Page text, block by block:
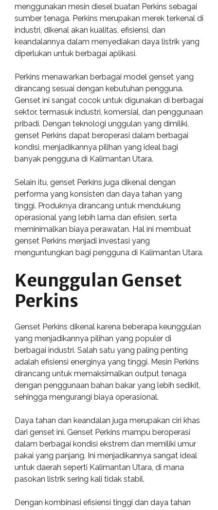
menggunakan mesin diesel buatan Perkins sebagai
sumber tenaga. Perkins merupakan merek terkenal di
industri, dikenal akan kualitas, efisiensi, dan
keandalannya dalam menyediakan daya listrik yang
diperlukan untuk berbagai aplikasi.
Perkins menawarkan berbagai model genset yang
dirancang sesuai dengan kebutuhan pengguna.
Genset ini sangat cocok untuk digunakan di berbagai
sektor, termasuk industri, komersial, dan penggunaan
pribadi. Dengan teknologi unggulan yang dimiliki,
genset Perkins dapat beroperasi dalam berbagai
kondisi, menjadikannya pilihan yang ideal bagi
banyak pengguna di Kalimantan Utara.
Selain itu, genset Perkins juga dikenal dengan
performa yang konsisten dan daya tahan yang
tinggi. Produknya dirancang untuk mendukung
operasional yang lebih lama dan efisien, serta
meminimalkan biaya perawatan. Hal ini membuat
genset Perkins menjadi investasi yang
menguntungkan bagi pengguna di Kalimantan Utara.
Keunggulan Genset
Perkins
Genset Perkins dikenal karena beberapa keunggulan
yang menjadikannya pilihan yang populer di
berbagai industri. Salah satu yang paling penting
adalah efisiensi energinya yang tinggi. Mesin Perkins
dirancang untuk memaksimalkan output tenaga
dengan penggunaan bahan bakar yang lebih sedikit,
sehingga mengurangi biaya operasional.
Daya tahan dan keandalan juga merupakan ciri khas
dari genset ini. Genset Perkins mampu beroperasi
dalam berbagai kondisi ekstrem dan memiliki umur
pakai yang panjang. Ini menjadikannya sangat ideal
untuk daerah seperti Kalimantan Utara, di mana
pasokan listrik sering kali tidak stabil.
Dengan kombinasi efisiensi tinggi dan daya tahan